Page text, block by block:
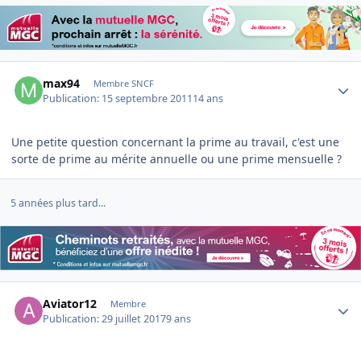
max94 Membre SNCF
Publication: 15 septembre 201114 ans
Une petite question concernant la prime au travail, c'est une
sorte de prime au mérite annuelle ou une prime mensuelle ?
5 années plus tard...
Aviator12 Membre
Publication:29 juillet 20179 ans